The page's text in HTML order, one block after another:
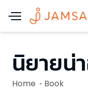
นิยายน่
Home Book